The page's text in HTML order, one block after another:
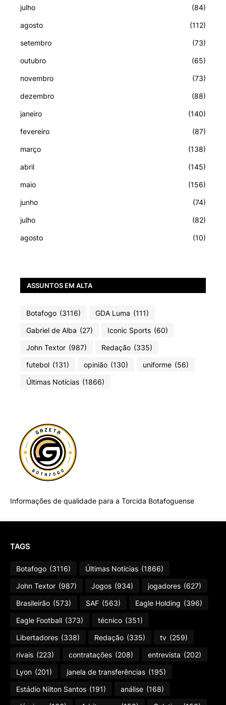
julho (84)
agosto (112)
setembro (73)
outubro (65)
novembro (73)
dezembro (88)
janeiro (140)
fevereiro (87)
março (138)
abril (145)
maio (156)
junho (74)
julho (82)
agosto (10)
ASSUNTOS EM ALTA
Botafogo (3116) GDA Luma (111)
Gabriel de Alba (27) Iconic Sports (60)
John Textor (987) Redação (335)
futebol (131) opinião (130) uniforme (56)
Últimas Notícias (1866)
Informações de qualidade para a Torcida Botafoguense
TAGS
Botafogo (3116) Últimas Notícias (1866)
John Textor (987) Jogos (934) jogadores (627)
Brasileirão (573) SAF (563) Eagle Holding (396)
Eagle Football (373) técnico (351)
Libertadores (338) Redação (335) tv (259)
rivais (223) contratações (208) entrevista (202)
Lyon (201) janela de transferências (195)
Estádio Nilton Santos (191) análise (168)